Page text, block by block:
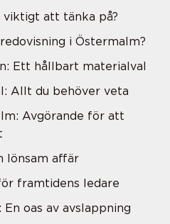
viktigt att tänka på?
i Östermalm?
Ett hållbart materialval
Allt du behöver veta
Avgörande för att
lönsam affär
framtidens ledare
oas av avslappning